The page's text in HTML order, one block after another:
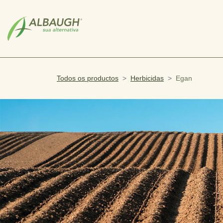
Todos os productos Herbicidas Egan